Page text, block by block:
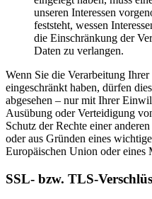
unseren Interessen
feststeht, wessen
die Einschränkung der
Daten zu verlangen.
Wenn Sie die Verarbeitung Ihrer
eingeschränkt haben, dürfen
abgesehen – nur mit Ihrer
Ausübung oder Verteidigung
Schutz der Rechte einer
oder aus Gründen eines
Europäischen Union oder eines
SSL- bzw. TLS-